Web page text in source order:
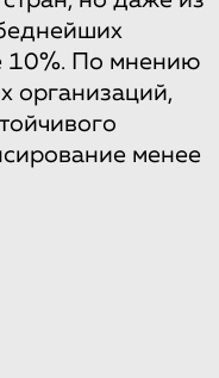
10%. По мнению
организаций,
менее